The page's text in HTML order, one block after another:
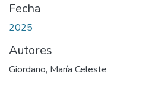
Fecha
2025
Autores
Giordano, María Celeste